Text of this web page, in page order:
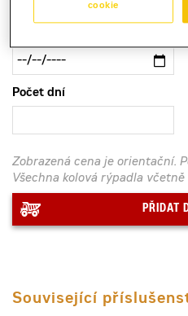
Počet dní
Zobrazená cena je orientační.
Všechna kolová rýpadla
PŘIDAT
Související
cookie